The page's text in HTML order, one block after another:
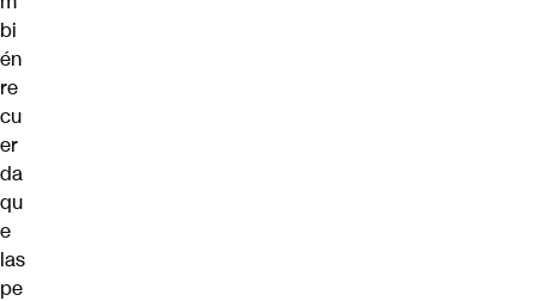
bi
én
re
cu
er
da
qu
e
las
pe